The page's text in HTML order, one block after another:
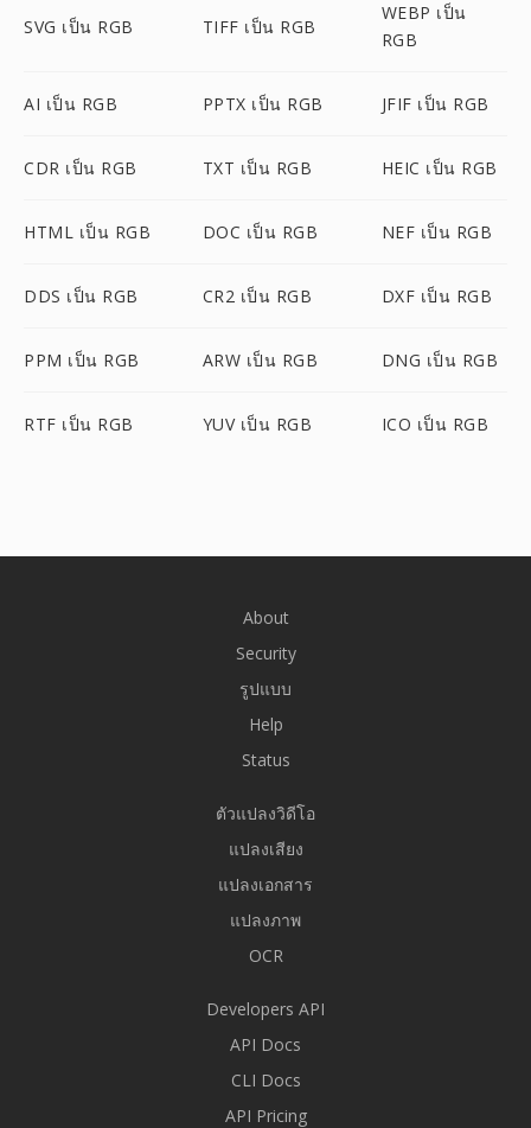
SVG เป็น RGB TIFF เป็น RGB
WEBP เป็น
RGB
AI เป็น RGB PPTX เป็น RGB JFIF เป็น RGB
CDR เป็น RGB TXT เป็น RGB HEIC เป็น RGB
HTML เป็น RGB DOC เป็น RGB NEF เป็น RGB
DDS เป็น RGB CR2 เป็น RGB DXF เป็น RGB
PPM เป็น RGB ARW เป็น RGB DNG เป็น RGB
RTF เป็น RGB YUV เป็น RGB ICO เป็น RGB
About
Security
รูปแบบ
Help
Status
ตัวแปลงวิดีโอ
แปลงเสียง
แปลงเอกสาร
แปลงภาพ
OCR
Developers API
API Docs
CLI Docs
API Pricing